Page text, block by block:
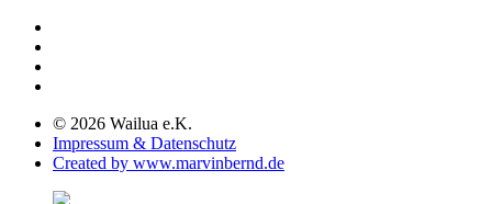
© 2026 Wailua e.K.
Impressum & Datenschutz
Created by www.marvinbernd.de